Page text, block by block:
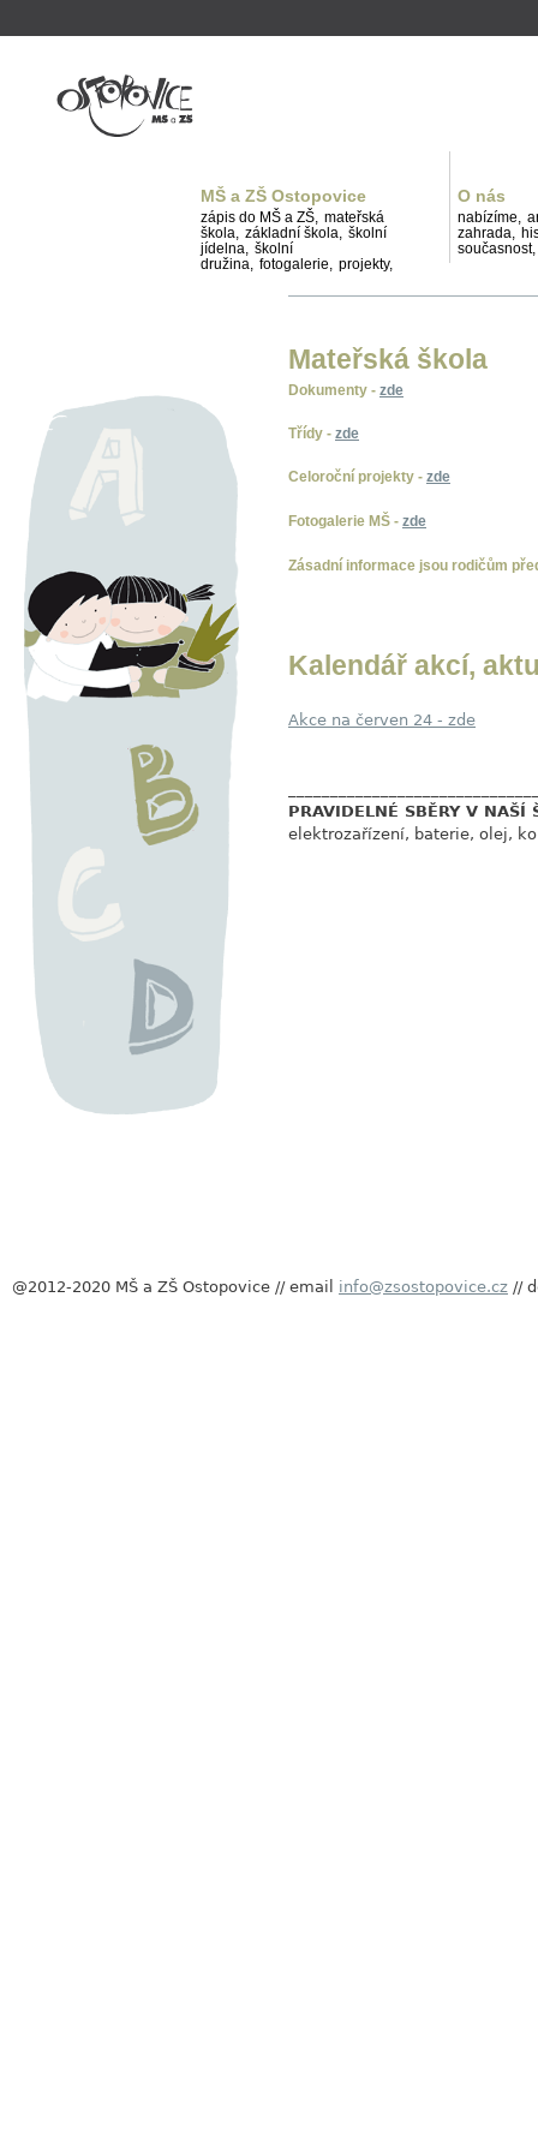
Základní
škola a
Mateřská
MŠ a ZŠ Ostopovice
zápis do MŠ a ZŠ, mateřská
škola, základní škola, školní
jídelna, školní
družina, fotogalerie, projekty,
O nás
nabízíme,
zahrada,
současnost,
Mateřská škola
Dokumenty - zde
Třídy - zde
Celoroční projekty - zde
Fotogalerie MŠ - zde
Zásadní informace jsou rodičům
Kalendář akcí,
Akce na červen 24 - zde
PRAVIDELNÉ SBĚRY V NAŠÍ
elektrozařízení, baterie, olej,
@2012-2020 MŠ a ZŠ Ostopovice // email info@zsostopovice.cz //